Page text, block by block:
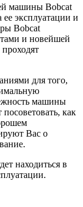
машины Bobcat
ее эксплуатации и
Bobcat
и новейшей
для того,
машины
как
Вас о
находиться в